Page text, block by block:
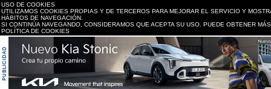
USO DE COOKIES
UTILIZAMOS COOKIES PROPIAS Y DE TERCEROS PARA MEJORAR EL SERVICIO Y
HÁBITOS DE NAVEGACIÓN.
SI CONTINÚA NAVEGANDO, CONSIDERAMOS QUE ACEPTA SU USO. PUEDE OBTENER
POLÍTICA DE COOKIES